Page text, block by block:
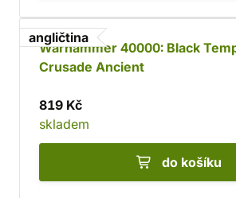
angličtina
Warhammer 40000: Black
Crusade Ancient
819 Kč
skladem
do košíku